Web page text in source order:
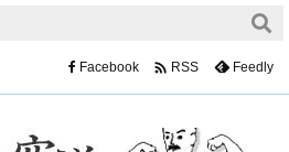
Facebook  RSS Feedly